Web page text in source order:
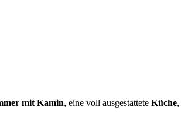
mit Kamin, eine voll ausgestattete Küche,